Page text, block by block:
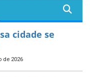
cidade se
de 2026